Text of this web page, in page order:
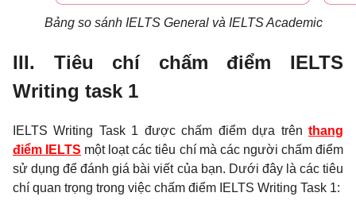
Bảng so sánh IELTS General và IELTS Academic
III. Tiêu chí chấm điểm IELTS
Writing task 1
IELTS Writing Task 1 được chấm điểm dựa trên thang
điểm IELTS một loạt các tiêu chí mà các người chấm điểm
sử dụng để đánh giá bài viết của bạn. Dưới đây là các tiêu
chí quan trọng trong việc chấm điểm IELTS Writing Task 1: